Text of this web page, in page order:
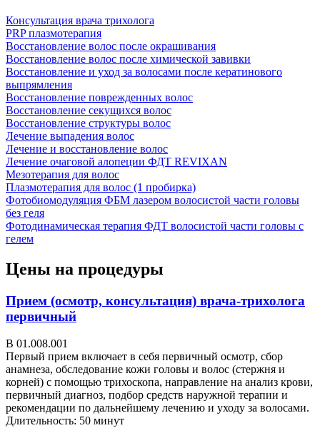
Консультация врача трихолога
PRP плазмотерапия
Восстановление волос после окрашивания
Восстановление волос после химической завивки
Восстановление и уход за волосами после кератинового
выпрямления
Восстановление поврежденных волос
Восстановление секущихся волос
Восстановление структуры волос
Лечение выпадения волос
Лечение и восстановление волос
Лечение очаговой алопеции ФДТ REVIXAN
Мезотерапия для волос
Плазмотерапия для волос (1 пробирка)
Фотобиомодуляция ФБМ лазером волосистой части головы
без геля
Фотодинамическая терапия ФДТ волосистой части головы с
гелем
Цены на процедуры
Прием (осмотр, консультация) врача-трихолога
первичный
В 01.008.001
Первый прием включает в себя первичный осмотр, сбор
анамнеза, обследование кожи головы и волос (стержня и
корней) с помощью трихоскопа, направление на анализ крови,
первичный диагноз, подбор средств наружной терапии и
рекомендации по дальнейшему лечению и уходу за волосами.
Длительность: 50 минут